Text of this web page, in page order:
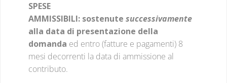
SPESE
AMMISSIBILI: sostenute successivamente
alla data di presentazione della
domanda ed entro (fatture e pagamenti) 8
mesi decorrenti la data di ammissione al
contributo.